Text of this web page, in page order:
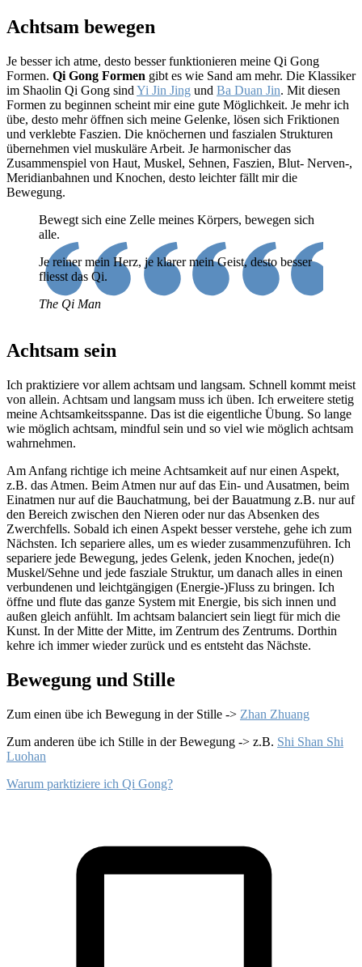
Achtsam bewegen
Je besser ich atme, desto besser funktionieren meine Qi Gong
Formen. Qi Gong Formen gibt es wie Sand am mehr. Die Klassiker
im Shaolin Qi Gong sind Yi Jin Jing und Ba Duan Jin. Mit diesen
Formen zu beginnen scheint mir eine gute Möglichkeit. Je mehr ich
übe, desto mehr öffnen sich meine Gelenke, lösen sich Friktionen
und verklebte Faszien. Die knöchernen und faszialen Strukturen
übernehmen viel muskuläre Arbeit. Je harmonischer das
Zusammenspiel von Haut, Muskel, Sehnen, Faszien, Blut- Nerven-,
Meridianbahnen und Knochen, desto leichter fällt mir die
Bewegung.
Bewegt sich eine Zelle meines Körpers, bewegen sich
alle.
Je reiner mein Herz, je klarer mein Geist, desto besser
fliesst das Qi.
The Qi Man
Achtsam sein
Ich praktiziere vor allem achtsam und langsam. Schnell kommt meist
von allein. Achtsam und langsam muss ich üben. Ich erweitere stetig
meine Achtsamkeitsspanne. Das ist die eigentliche Übung. So lange
wie möglich achtsam, mindful sein und so viel wie möglich achtsam
wahrnehmen.
Am Anfang richtige ich meine Achtsamkeit auf nur einen Aspekt,
z.B. das Atmen. Beim Atmen nur auf das Ein- und Ausatmen, beim
Einatmen nur auf die Bauchatmung, bei der Bauatmung z.B. nur auf
den Bereich zwischen den Nieren oder nur das Absenken des
Zwerchfells. Sobald ich einen Aspekt besser verstehe, gehe ich zum
Nächsten. Ich separiere alles, um es wieder zusammenzuführen. Ich
separiere jede Bewegung, jedes Gelenk, jeden Knochen, jede(n)
Muskel/Sehne und jede fasziale Struktur, um danach alles in einen
verbundenen und leichtgängigen (Energie-)Fluss zu bringen. Ich
öffne und flute das ganze System mit Energie, bis sich innen und
außen gleich anfühlt. Im achtsam balanciert sein liegt für mich die
Kunst. In der Mitte der Mitte, im Zentrum des Zentrums. Dorthin
kehre ich immer wieder zurück und es entsteht das Nächste.
Bewegung und Stille
Zum einen übe ich Bewegung in der Stille -> Zhan Zhuang
Zum anderen übe ich Stille in der Bewegung -> z.B. Shi Shan Shi
Luohan
Warum parktiziere ich Qi Gong?